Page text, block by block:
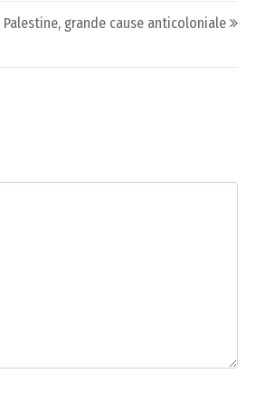
grande cause anticoloniale